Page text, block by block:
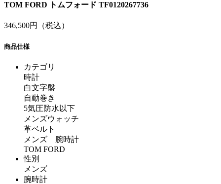
TOM FORD トムフォード TF0120267736
346,500円（税込）
商品仕様
カテゴリ
時計
白文字盤
自動巻き
5気圧防水以下
メンズウォッチ
革ベルト
メンズ 腕時計
TOM FORD
性別
メンズ
腕時計